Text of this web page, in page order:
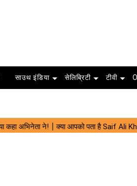
साउथ इंडिया सेलिब्रिटी टीवी